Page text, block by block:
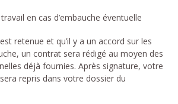
en cas d’embauche éventuelle
retenue et qu’il y a un accord sur les
un contrat sera rédigé au moyen des
déjà fournies. Après signature, votre
repris dans votre dossier du